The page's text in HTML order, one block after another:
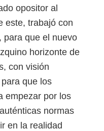
opositor al
este, trabajó con
para que el nuevo
horizonte de
con visión
que los
empezar por los
normas
en la realidad